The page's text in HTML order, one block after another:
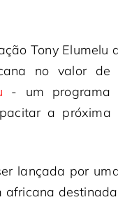
Tony Elumelu
no valor
- um programa
a próxima
lançada por